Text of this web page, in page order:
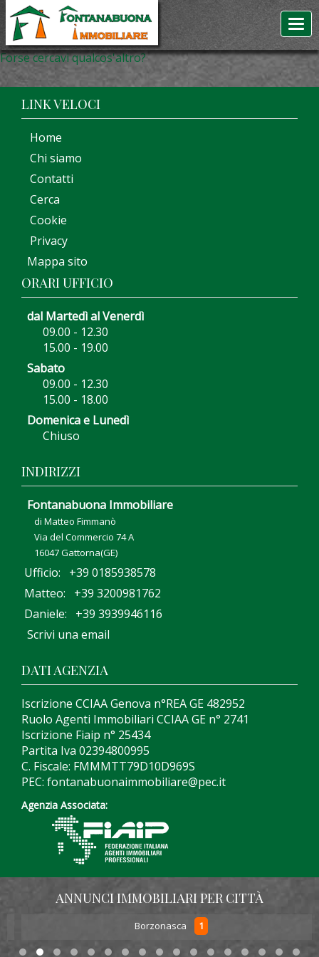
Forse cercavi qualcos'altro?
LINK VELOCI
Home
Chi siamo
Contatti
Cerca
Cookie
Privacy
Mappa sito
ORARI UFFICIO
dal Martedì al Venerdì
09.00 - 12.30
15.00 - 19.00
Sabato
09.00 - 12.30
15.00 - 18.00
Domenica e Lunedì
Chiuso
INDIRIZZI
Fontanabuona Immobiliare
di Matteo Fimmanò
Via del Commercio 74 A
16047 Gattorna(GE)
Ufficio: +39 0185938578
Matteo: +39 3200981762
Daniele: +39 3939946116
Scrivi una email
DATI AGENZIA
Iscrizione CCIAA Genova n°REA GE 482952
Ruolo Agenti Immobiliari CCIAA GE n° 2741
Iscrizione Fiaip n° 25434
Partita Iva 02394800995
C. Fiscale: FMMMTT79D10D969S
PEC: fontanabuonaimmobiliare@pec.it
Agenzia Associata:
ANNUNCI IMMOBILIARI PER CITTÀ
Borzonasca 1